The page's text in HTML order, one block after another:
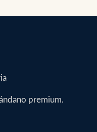
premium.